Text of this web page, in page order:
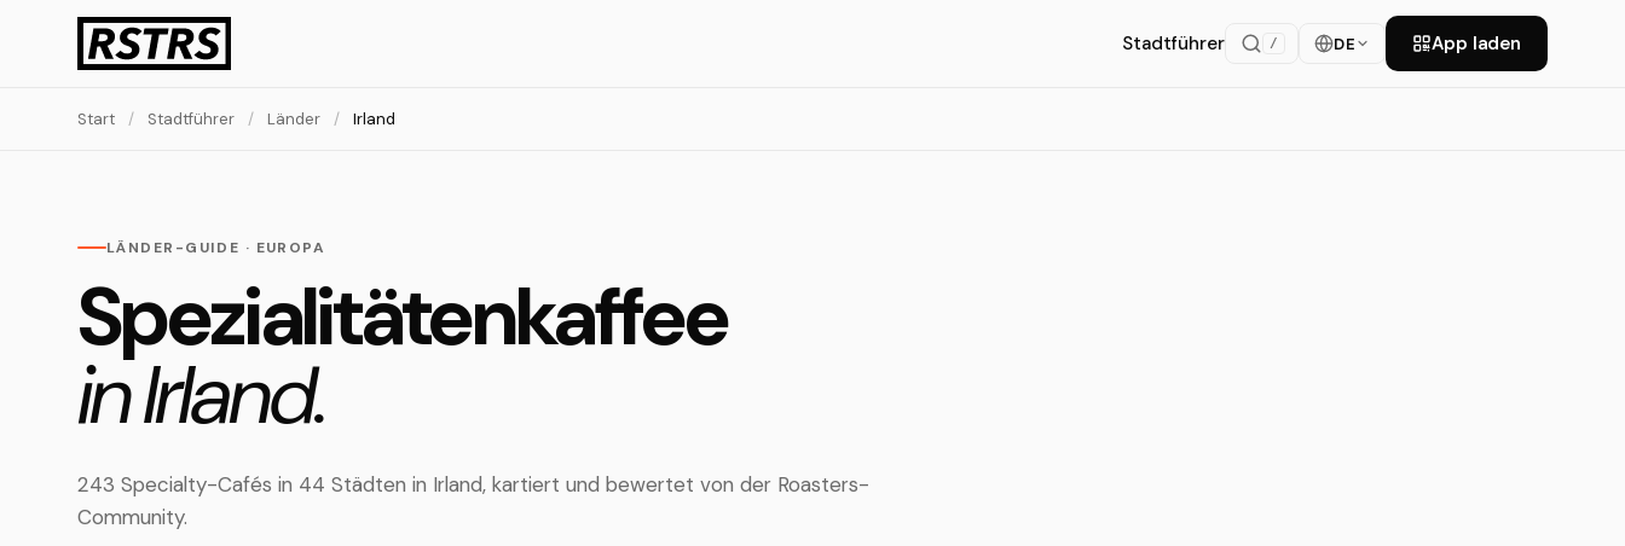
Stadtführer / DE App laden
Start / Stadtführer / Länder / Irland
LÄNDER-GUIDE · EUROPA
Spezialitätenkaffee
in Irland.
243 Specialty-Cafés in 44 Städten in Irland, kartiert und bewertet von der Roasters-
Community.